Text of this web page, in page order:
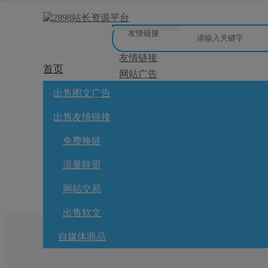
友情链接
友情链接
网站广告
首页
网站广告
自媒体广告
免费换链
流量联盟
积分商城
出售/交换
出售图文广告
出售友情链接
免费换链
流量联盟
网站交易
出售软文
自媒体商品
标为已读